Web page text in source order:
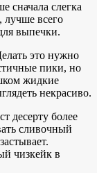
сначала слегка
лучше всего
выпечки.
это нужно
пики, но
жидкие
некрасиво.
десерту более
сливочный
чизкейк в